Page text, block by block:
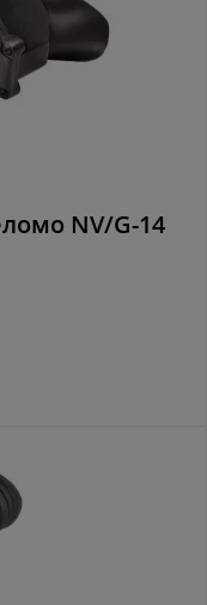
NV/G-14